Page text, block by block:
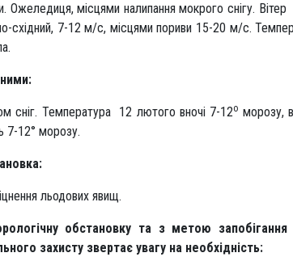
Ожеледиця, місцями налипання мокрого снігу.
східний, 7-12 м/с, місцями пориви 15-20 м/с.
сніг. Температура 12 лютого вночі 7-12о морозу,
7-12° морозу.
льодових явищ.
обстановку та з метою
захисту звертає увагу на необхідність: